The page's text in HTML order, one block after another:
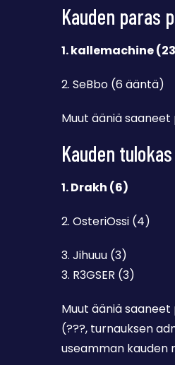
Kauden paras
1. kallemachine
2. SeBbo (6 ääntä)
Muut ääniä saaneet
Kauden tulokas
1. Drakh (6)
2. OsteriOssi (4)
3. Jihuuu (3)
3. R3GSER (3)
Muut ääniä saaneet
(???, turnauksen
useamman kauden